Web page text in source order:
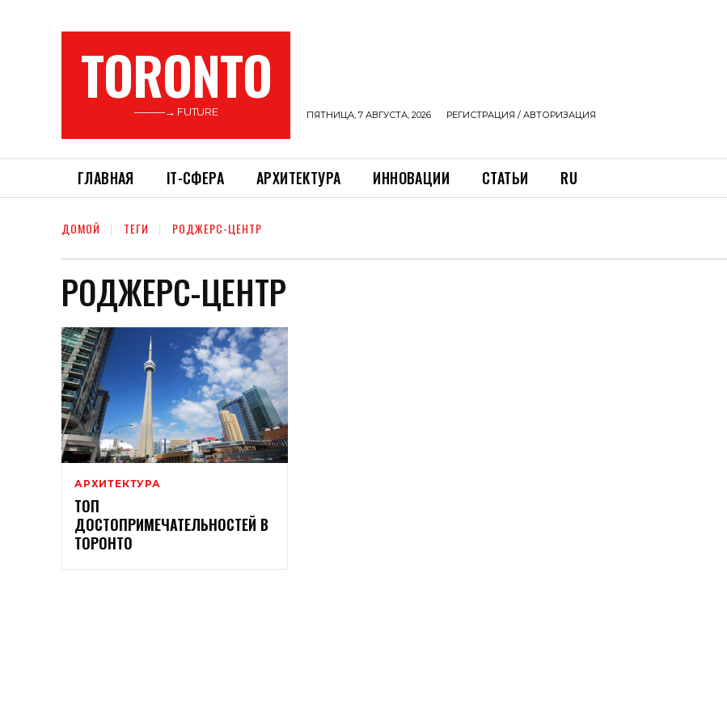
TORONTO
———→ FUTURE ПЯТНИЦА, 7 АВГУСТА, 2026 РЕГИСТРАЦИЯ / АВТОРИЗАЦИЯ
ГЛАВНАЯ ІТ-СФЕРА АРХИТЕКТУРА ИННОВАЦИИ СТАТЬИ RU
ДОМОЙ ТЕГИ РОДЖЕРС-ЦЕНТР
РОДЖЕРС-ЦЕНТР
АРХИТЕКТУРА
ТОП
ДОСТОПРИМЕЧАТЕЛЬНОСТЕЙ В
ТОРОНТО